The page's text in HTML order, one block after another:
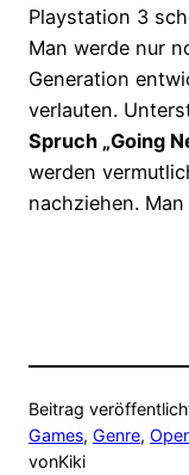
Playstation 3
Man werde nur
Generation
verlauten.
Spruch „Going
werden
nachziehen.
Beitrag
Games, Genre,
vonKiki